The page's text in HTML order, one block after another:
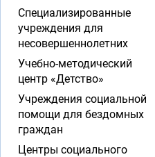
Специализированные
учреждения для
несовершеннолетних
Учебно-методический
центр «Детство»
Учреждения социальной
помощи для бездомных
граждан
Центры социального